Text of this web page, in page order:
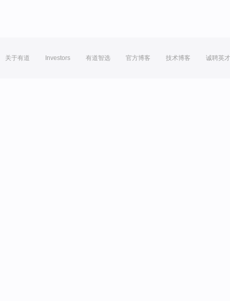
关于有道 Investors 有道智选 官方博客 技术博客 诚聘英才